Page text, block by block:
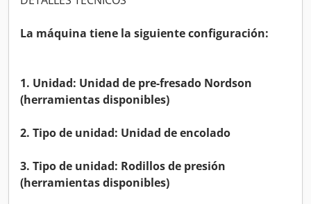
La máquina tiene la siguiente configuración:
1. Unidad: Unidad de pre-fresado Nordson
(herramientas disponibles)
2. Tipo de unidad: Unidad de encolado
3. Tipo de unidad: Rodillos de presión
(herramientas disponibles)